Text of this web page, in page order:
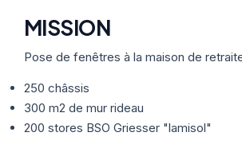
Thermographie
Nos Formules
MISSION
Pose de fenêtres à la maison de
250 châssis
300 m2 de mur rideau
200 stores BSO Griesser "lamisol"